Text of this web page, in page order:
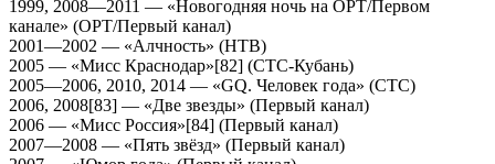
1999, 2008—2011 — «Новогодняя ночь на ОРТ/Первом
канале» (ОРТ/Первый канал)
2001—2002 — «Алчность» (НТВ)
2005 — «Мисс Краснодар»[82] (СТС-Кубань)
2005—2006, 2010, 2014 — «GQ. Человек года» (СТС)
2006, 2008[83] — «Две звезды» (Первый канал)
2006 — «Мисс Россия»[84] (Первый канал)
2007—2008 — «Пять звёзд» (Первый канал)